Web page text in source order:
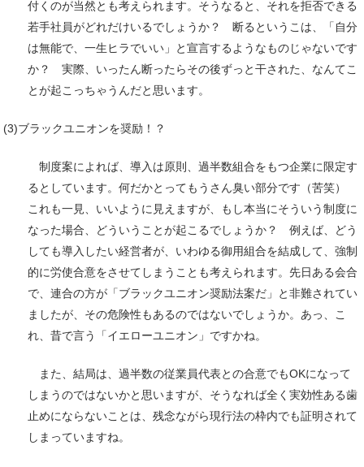
付くのが当然とも考えられます。そうなると、それを拒否できる
若手社員がどれだけいるでしょうか？ 断るというこは、「自分
は無能で、一生ヒラでいい」と宣言するようなものじゃないです
か？ 実際、いったん断ったらその後ずっと干された、なんてこ
とが起こっちゃうんだと思います。
(3)ブラックユニオンを奨励！？
制度案によれば、導入は原則、過半数組合をもつ企業に限定す
るとしています。何だかとってもうさん臭い部分です（苦笑）
これも一見、いいように見えますが、もし本当にそういう制度に
なった場合、どういうことが起こるでしょうか？ 例えば、どう
しても導入したい経営者が、いわゆる御用組合を結成して、強制
的に労使合意をさせてしまうことも考えられます。先日ある会合
で、連合の方が「ブラックユニオン奨励法案だ」と非難されてい
ましたが、その危険性もあるのではないでしょうか。あっ、こ
れ、昔で言う「イエローユニオン」ですかね。
また、結局は、過半数の従業員代表との合意でもOKになって
しまうのではないかと思いますが、そうなれば全く実効性ある歯
止めにならないことは、残念ながら現行法の枠内でも証明されて
しまっていますね。